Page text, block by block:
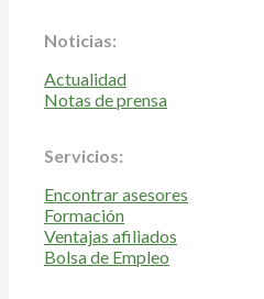
Noticias:
Actualidad
Notas de prensa
Servicios:
Encontrar asesores
Formación
Ventajas afiliados
Bolsa de Empleo